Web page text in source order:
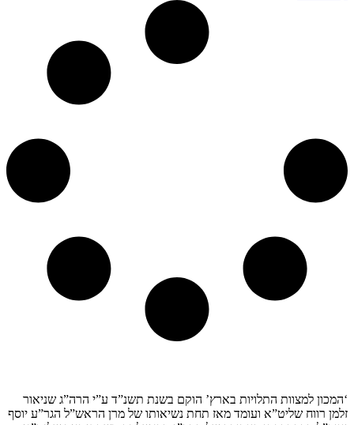
‘המכון למצוות התלויות בארץ’ הוקם בשנת תשנ”ד ע”י הרה”ג שניאור
זלמן רווח שליט”א ועומד מאז תחת נשיאותו של מרן הראש”ל הגר”ע יוסף